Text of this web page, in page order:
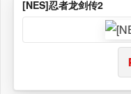
[NES]忍者龙剑传2